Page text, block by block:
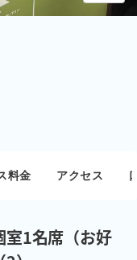
料金 アクセス
室1名席（お好